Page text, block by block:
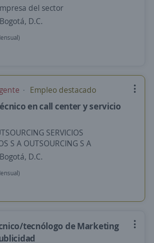
del sector
D.C.
Empleo destacado
en call center y servicio
SERVICIOS
S A OUTSOURCING S A
D.C.
tecnólogo de Marketing